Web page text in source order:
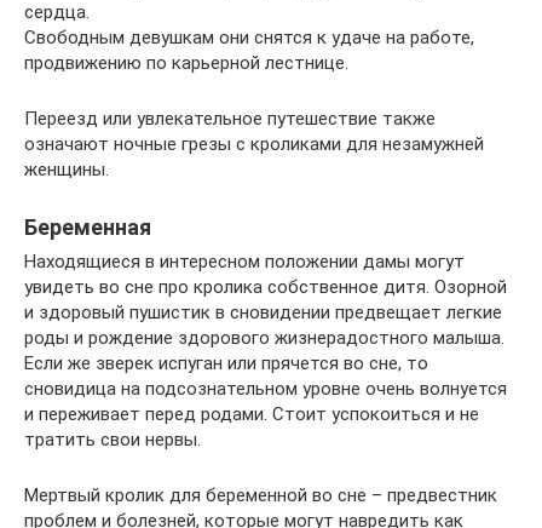
сердца.
Свободным девушкам они снятся к удаче на работе,
продвижению по карьерной лестнице.
Переезд или увлекательное путешествие также
означают ночные грезы с кроликами для незамужней
женщины.
Беременная
Находящиеся в интересном положении дамы могут
увидеть во сне про кролика собственное дитя. Озорной
и здоровый пушистик в сновидении предвещает легкие
роды и рождение здорового жизнерадостного малыша.
Если же зверек испуган или прячется во сне, то
сновидица на подсознательном уровне очень волнуется
и переживает перед родами. Стоит успокоиться и не
тратить свои нервы.
Мертвый кролик для беременной во сне – предвестник
проблем и болезней, которые могут навредить как